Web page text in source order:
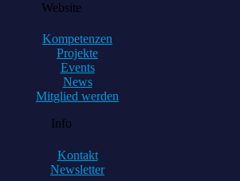
Website
Kompetenzen
Projekte
Events
News
Mitglied werden
Info
Kontakt
Newsletter